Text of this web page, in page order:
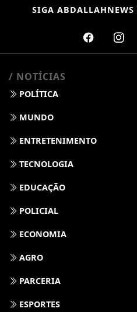
SIGA ABDALLAHNEWS
/ NOTÍCIAS
POLÍTICA
MUNDO
ENTRETENIMENTO
TECNOLOGIA
EDUCAÇÃO
POLICIAL
ECONOMIA
AGRO
PARCERIA
ESPORTES